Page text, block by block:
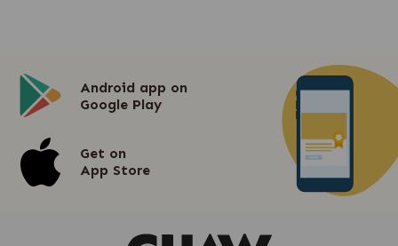
Android app on
Google Play
Get on
App Store